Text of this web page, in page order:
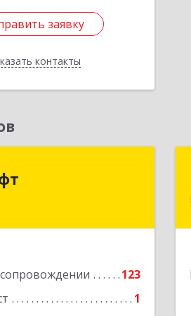
заявку
контакты
заявку
Назад
123
1
обл, Котлас г,